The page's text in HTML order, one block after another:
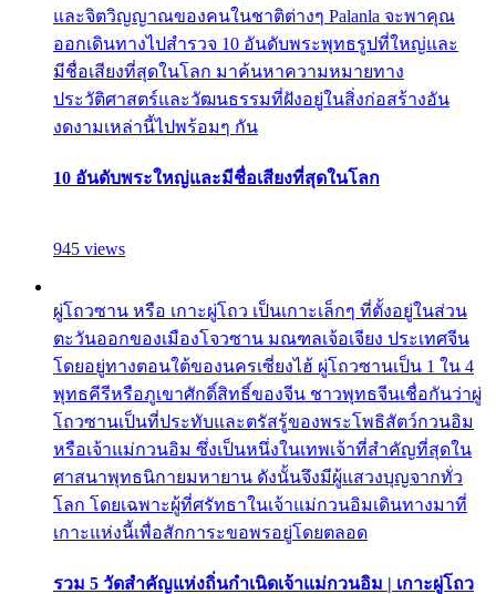
และจิตวิญญาณของคนในชาติต่างๆ Palanla จะพาคุณ
ออกเดินทางไปสำรวจ 10 อันดับพระพุทธรูปที่ใหญ่และ
มีชื่อเสียงที่สุดในโลก มาค้นหาความหมายทาง
ประวัติศาสตร์และวัฒนธรรมที่ฝังอยู่ในสิ่งก่อสร้างอัน
งดงามเหล่านี้ไปพร้อมๆ กัน
10 อันดับพระใหญ่และมีชื่อเสียงที่สุดในโลก
945 views
ผู่โถวซาน หรือ เกาะผู่โถว เป็นเกาะเล็กๆ ที่ตั้งอยู่ในส่วน
ตะวันออกของเมืองโจวซาน มณฑลเจ้อเจียง ประเทศจีน
โดยอยู่ทางตอนใต้ของนครเซี่ยงไฮ้ ผู่โถวซานเป็น 1 ใน 4
พุทธคีรีหรือภูเขาศักดิ์สิทธิ์ของจีน ชาวพุทธจีนเชื่อกันว่าผู่
โถวซานเป็นที่ประทับและตรัสรู้ของพระโพธิสัตว์กวนอิม
หรือเจ้าแม่กวนอิม ซึ่งเป็นหนึ่งในเทพเจ้าที่สำคัญที่สุดใน
ศาสนาพุทธนิกายมหายาน ดังนั้นจึงมีผู้แสวงบุญจากทั่ว
โลก โดยเฉพาะผู้ที่ศรัทธาในเจ้าแม่กวนอิมเดินทางมาที่
เกาะแห่งนี้เพื่อสักการะขอพรอยู่โดยตลอด
รวม 5 วัดสำคัญแห่งถิ่นกำเนิดเจ้าแม่กวนอิม | เกาะผู่โถว